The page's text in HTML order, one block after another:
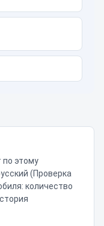
по этому
(Проверка
количество